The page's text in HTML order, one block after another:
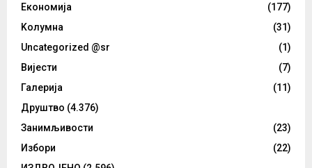
Eкономија
(177)
Kолумнa
(31)
Uncategorized @sr
(1)
Вијести
(7)
Галерија
(11)
Друштво (4.376)
Занимљивости
(23)
Избори
(22)